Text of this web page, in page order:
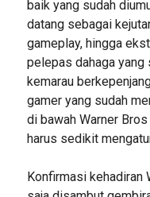
baik yang sudah
datang sebagai
gameplay, hingga
pelepas dahaga yang
kemarau
gamer yang sudah
di bawah Warner
harus sedikit
Konfirmasi kehadiran